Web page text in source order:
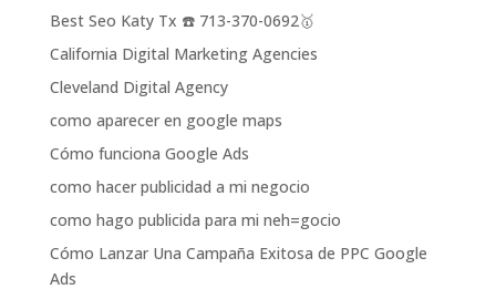
Best Seo Katy Tx ☎️ 713-370-0692🥇
California Digital Marketing Agencies
Cleveland Digital Agency
como aparecer en google maps
Cómo funciona Google Ads
como hacer publicidad a mi negocio
como hago publicida para mi neh=gocio
Cómo Lanzar Una Campaña Exitosa de PPC Google
Ads